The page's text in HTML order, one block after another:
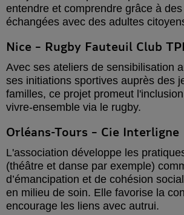
entendre et comprendre grâce à
échangées avec des adultes
Nice – Rugby Fauteuil Club
Avec ses ateliers de sensibilisation
ses initiations sportives auprès des
familles, ce projet promeut
vivre-ensemble via le rugby.
Orléans-Tours – Cie Interligne
L'association développe les
(théâtre et danse par exemple)
d’émancipation et de cohésion
en milieu de soin. Elle favorise la
encourage les liens avec autrui.